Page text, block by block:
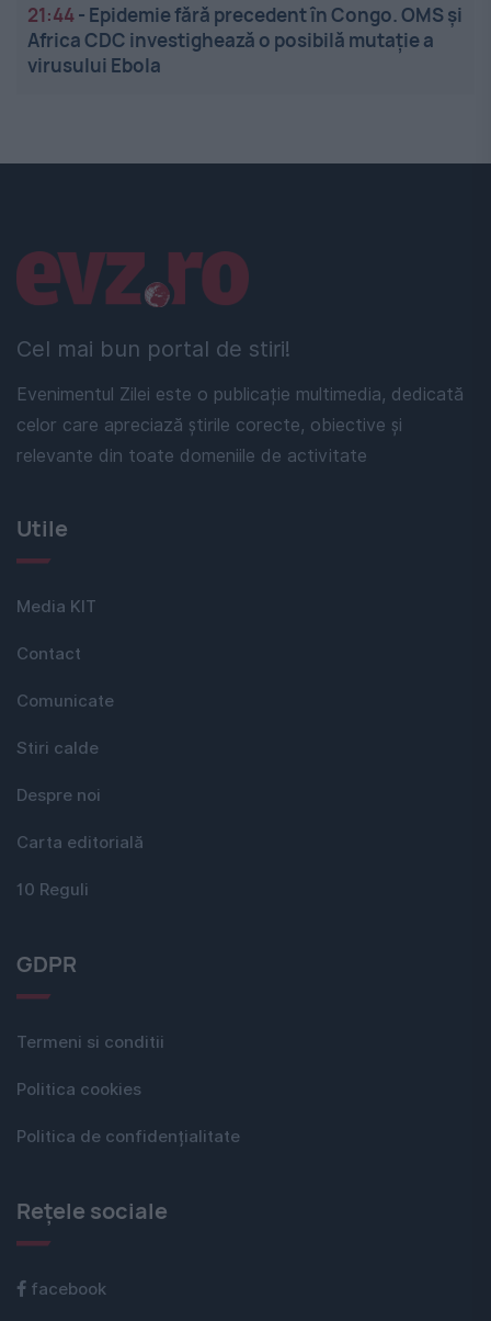
21:44- Epidemie fără precedent în Congo. OMS și
Africa CDC investighează o posibilă mutație a
virusului Ebola
Cel mai bun portal de stiri!
Evenimentul Zilei este o publicație multimedia, dedicată
celor care apreciază știrile corecte, obiective și
relevante din toate domeniile de activitate
Linkuri utile
Utile
Media KIT
Contact
Comunicate
Stiri calde
Despre noi
Carta editorială
10 Reguli
GDPR
Termeni si conditii
Politica cookies
Politica de confidențialitate
Rețele sociale
facebook